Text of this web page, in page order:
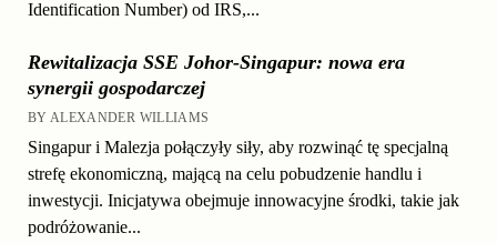
Identification Number) od IRS,...
Rewitalizacja SSE Johor-Singapur: nowa era
synergii gospodarczej
BY ALEXANDER WILLIAMS
Singapur i Malezja połączyły siły, aby rozwinąć tę specjalną
strefę ekonomiczną, mającą na celu pobudzenie handlu i
inwestycji. Inicjatywa obejmuje innowacyjne środki, takie jak
podróżowanie...